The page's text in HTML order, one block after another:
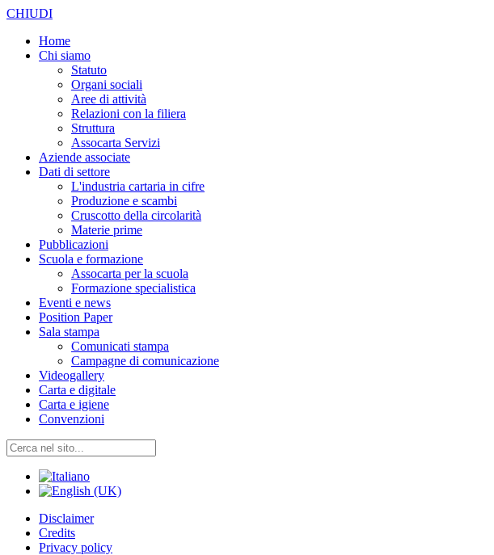
CHIUDI
Home
Chi siamo
Statuto
Organi sociali
Aree di attività
Relazioni con la filiera
Struttura
Assocarta Servizi
Aziende associate
Dati di settore
L'industria cartaria in cifre
Produzione e scambi
Cruscotto della circolarità
Materie prime
Pubblicazioni
Scuola e formazione
Assocarta per la scuola
Formazione specialistica
Eventi e news
Position Paper
Sala stampa
Comunicati stampa
Campagne di comunicazione
Videogallery
Carta e digitale
Carta e igiene
Convenzioni
Disclaimer
Credits
Privacy policy